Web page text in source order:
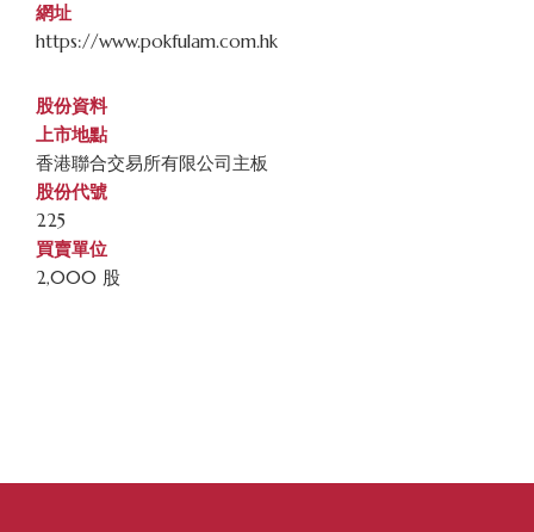
網址
https://www.pokfulam.com.hk
股份資料
上市地點
香港聯合交易所有限公司主板
股份代號
225
買賣單位
2,000 股